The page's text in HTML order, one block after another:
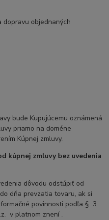
dopravu objednaných
bude Kupujúcemu oznámená
priamo na doméne
Kúpnej zmluvy.
kúpnej zmluvy bez uvedenia
dôvodu odstúpiť od
dňa prevzatia tovaru, ak si
povinnosti podľa § 3
v platnom znení .